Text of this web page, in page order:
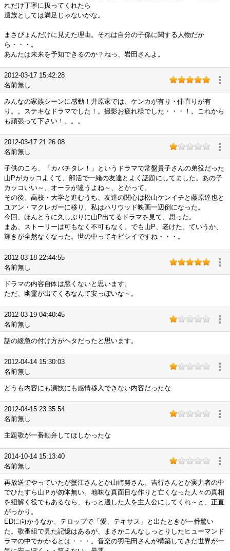
れだけ丁寧に扱ってくれたら
遺族としては満足じゃないかな。
まさぴょんだけに見えた理由。それは自分の子孫に関する人物だか
ら・・・。
あんたは未来を予知できるのか？ねっ、岩田さんよ。
2012-03-17 15:42:28
名前無し
みんなの家族シーンに感動！井原家では、ケンカが有り・仲直りが有
り。。ステキなドラマでした！。撮影お疲れ様でした・・・！。これから
も頑張って下さい！。。。
2012-03-17 21:26:08
名前無し
子供のころ、「カバチタレ！」というドラマで常盤貴子さんの弟役だった
山Pがカッコよくて、部活で一緒の友達とよく話題にしてました。あの子
カッコいい～、オーラが違うよね～、とかって。
その後、高校・大学と進むうち、友達の関心は松山ケンイチと藤原達也と
ユアン・マクレガーに移り、私はハリウッド映画一辺倒になった。
今回、ほんとうに久しぶりに山P出てるドラマを見て、思った。
まあ、ストーリーは可もなく不可もなく。でも山P、老けた。ていうか、
輝きが全然なくなった。世の中ってキビシイですね・・・。
2012-03-18 22:44:55
名前無し
ドラマの内容自体は悪くないと思います。
ただ、幽霊が出てくるなんて安っぽいな～。
2012-03-19 04:40:45
名前無し
話の緩急の付け方がヘタだったと思います。
2012-04-14 15:30:03
名前無し
どうも内容にも演技にも感情移入できない内容だったな
2012-04-15 23:35:54
名前無し
主題歌が一番勘弁してほしかったな
2014-10-14 15:13:40
名前無し
再放送でやっていたが蟹江さんとか山崎努さん、吉行さんとか実力者の中
でひたすら山Ｐが勿体無い。地味な真面目な作りと亡くなった人々の真相
を紐解く役でもあるなら、もっと適した人を主人公にしてくれ～と、正直
がっかり。
EDに向かうなか、テロップで「愛、テキサス」と出たときが一番驚い
た。歌番組で見た記憶はあるが、まさかこんなしっとりしたヒューマンド
ラマの中でかかるとは・・・。音楽の羽毛田さんが構築してきた世界が一